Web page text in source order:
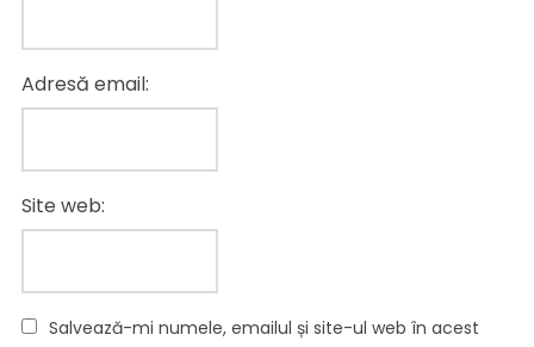
Adresă email:
Site web:
Salvează-mi numele, emailul și site-ul web în acest